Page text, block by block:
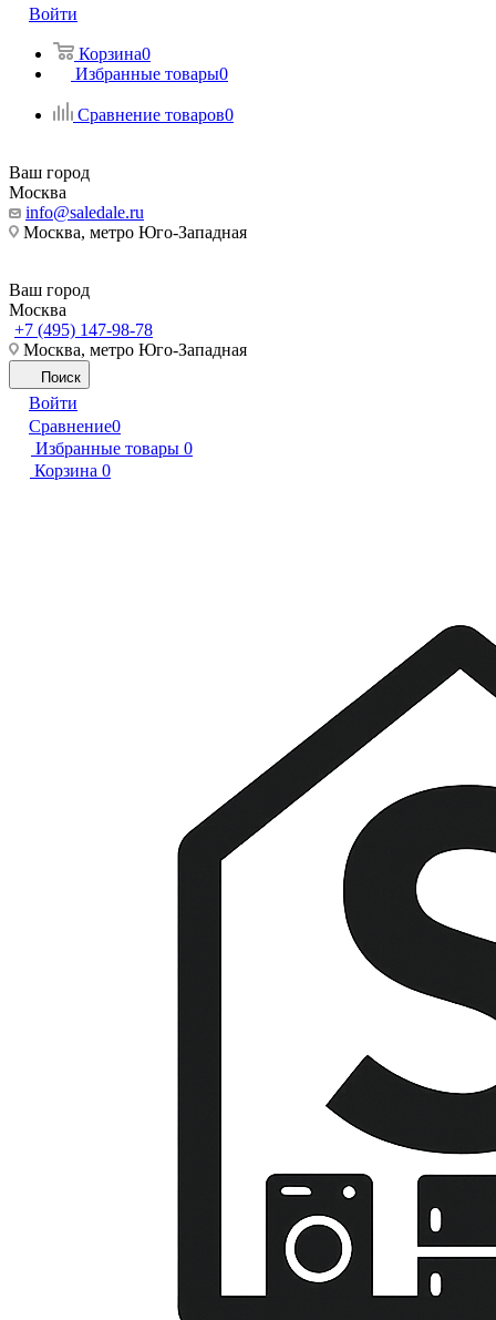
Войти
Корзина0
Избранные товары0
Сравнение товаров0
Ваш город
Москва
info@saledale.ru
Москва, метро Юго-Западная
Ваш город
Москва
+7 (495) 147-98-78
Москва, метро Юго-Западная
Поиск
Войти
Сравнение0
Избранные товары 0
Корзина 0